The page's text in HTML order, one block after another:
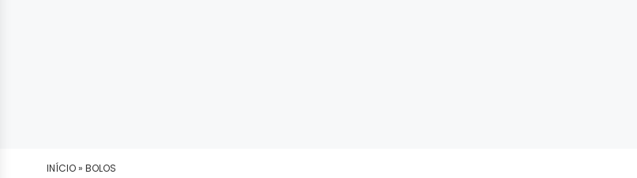
INÍCIO » BOLOS